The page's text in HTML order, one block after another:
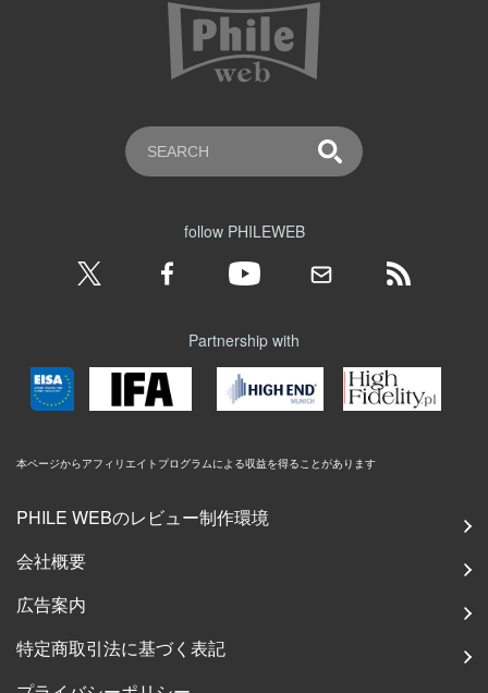
follow PHILEWEB
Partnership with
本ページからアフィリエイトプログラムによる収益を得ることがあります
PHILE WEBのレビュー制作環境
会社概要
広告案内
特定商取引法に基づく表記